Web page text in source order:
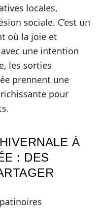
locales,
sociale. C’est un
où la joie et
une intention
les sorties
prennent une
pour
À
: DES